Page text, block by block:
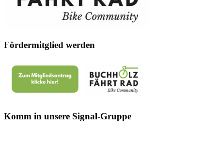
Fördermitglied werden
Komm in unsere Signal-Gruppe